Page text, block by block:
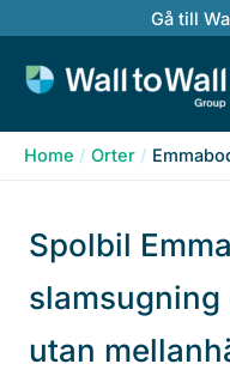
content
Gå till
Home Orter
Spolbil
utan